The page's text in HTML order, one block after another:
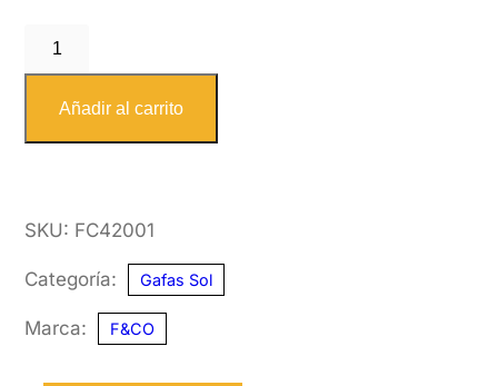
F&CO
FC4200
Añadir al carrito
SKU: FC42001
Categoría: Gafas Sol
Marca: F&CO